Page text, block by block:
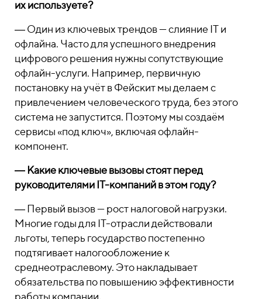
их используете?
― Один из ключевых трендов — слияние IT и
офлайна. Часто для успешного внедрения
цифрового решения нужны сопутствующие
офлайн-услуги. Например, первичную
постановку на учёт в Фейскит мы делаем с
привлечением человеческого труда, без этого
система не запустится. Поэтому мы создаём
сервисы «под ключ», включая офлайн-
компонент.
― Какие ключевые вызовы стоят перед
руководителями IT-компаний в этом году?
― Первый вызов — рост налоговой нагрузки.
Многие годы для IT-отрасли действовали
льготы, теперь государство постепенно
подтягивает налогообложение к
среднеотраслевому. Это накладывает
обязательства по повышению эффективности
работы компании.